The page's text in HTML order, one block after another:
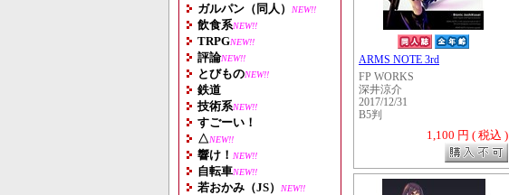
ガルパン（同人） NEW!!
飲食系NEW!!
TRPGNEW!!
評論NEW!!
とびものNEW!!
鉄道
技術系NEW!!
すごーい！
△NEW!!
響け！ NEW!!
自転車NEW!!
若おかみ（JS） NEW!!
ARMS NOTE 3rd
FP WORKS
深井涼介
2017/12/31
B5判
1,100 円 ( 税込 )